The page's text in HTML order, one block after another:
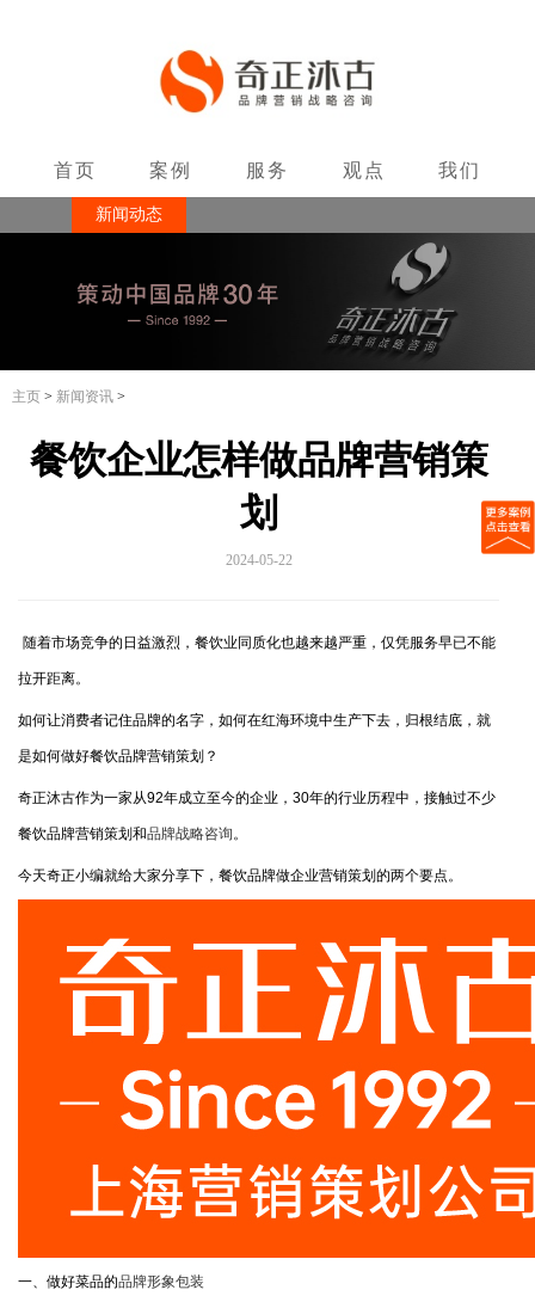
首页 案例 服务 观点 我们
联系新闻动态
主页 > 新闻资讯 >
餐饮企业怎样做品牌营销策
划
2024-05-22
随着市场竞争的日益激烈，餐饮业同质化也越来越严重，仅凭服务早已不能
拉开距离。
如何让消费者记住品牌的名字，如何在红海环境中生产下去，归根结底，就
是如何做好餐饮品牌营销策划？
奇正沐古作为一家从92年成立至今的企业，30年的行业历程中，接触过不少
餐饮品牌营销策划和品牌战略咨询。
今天奇正小编就给大家分享下，餐饮品牌做企业营销策划的两个要点。
一、做好菜品的品牌形象包装